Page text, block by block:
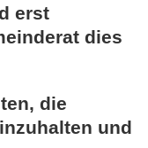
erst
dies
die
und